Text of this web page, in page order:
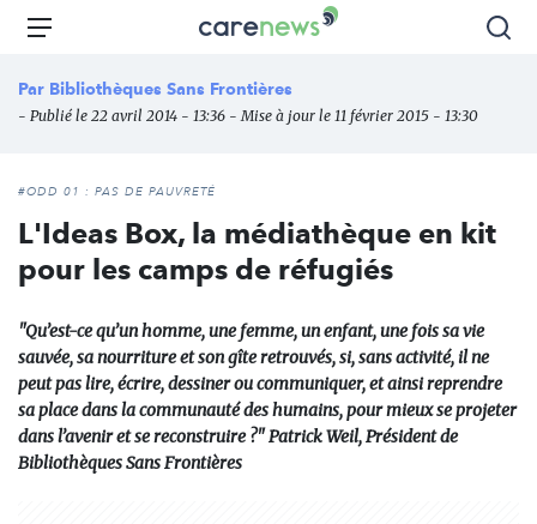
Aller
principal
Carenews,
média
des
l'engagement
Menu
Par Bibliothèques Sans Frontières
- Publié le 22 avril 2014 - 13:36 - Mise à jour le 11 février 2015 - 13:30
#ODD 01 : PAS DE PAUVRETÉ
L'Ideas Box, la médiathèque en kit
pour les camps de réfugiés
"Qu’est-ce qu’un homme, une femme, un enfant, une fois sa vie
sauvée, sa nourriture et son gîte retrouvés, si, sans activité, il ne
peut pas lire, écrire, dessiner ou communiquer, et ainsi reprendre
sa place dans la communauté des humains, pour mieux se projeter
dans l’avenir et se reconstruire ?" Patrick Weil, Président de
Bibliothèques Sans Frontières